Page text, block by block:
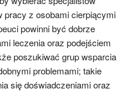
pracy z osobami cierpiącymi
powinni być dobrze
leczenia oraz podejściem
poszukiwać grup wsparcia
problemami; takie
się doświadczeniami oraz